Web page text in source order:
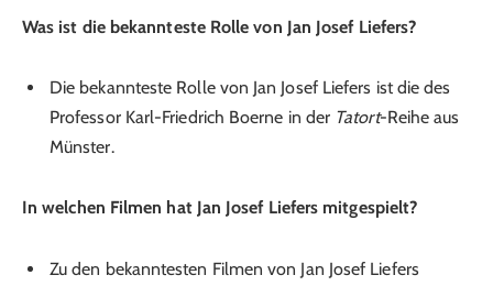
Was ist die bekannteste Rolle von Jan Josef Liefers?
Die bekannteste Rolle von Jan Josef Liefers ist die des
Professor Karl-Friedrich Boerne in der Tatort-Reihe aus
Münster.
In welchen Filmen hat Jan Josef Liefers mitgespielt?
Zu den bekanntesten Filmen von Jan Josef Liefers